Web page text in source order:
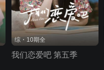
综・10期全
我们恋爱吧 第五季